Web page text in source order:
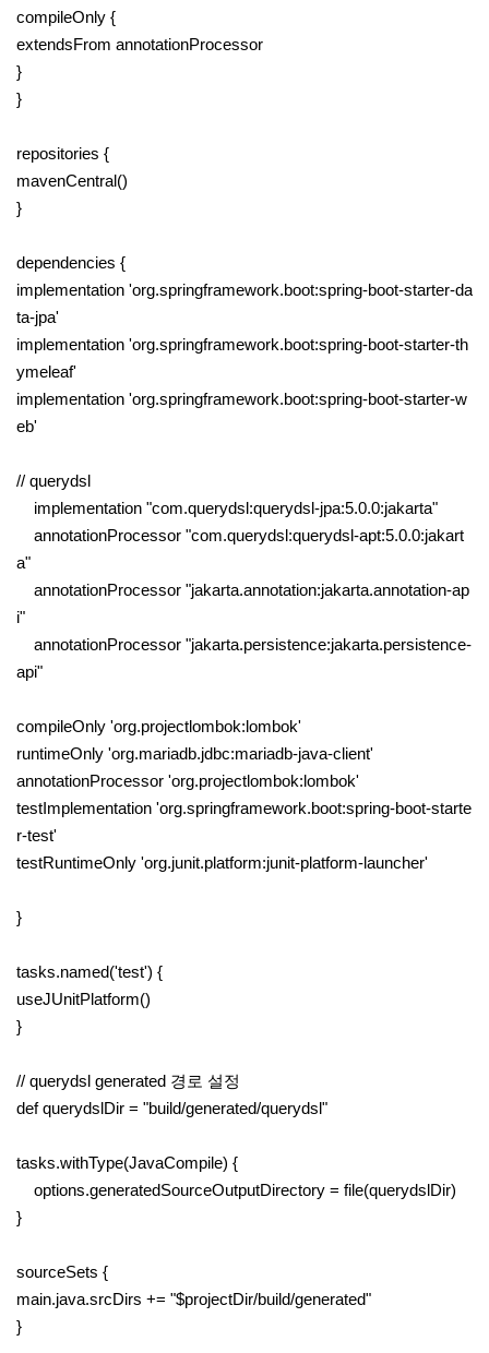
compileOnly {
extendsFrom annotationProcessor
}
}
repositories {
mavenCentral()
}
dependencies {
implementation 'org.springframework.boot:spring-boot-starter-da
ta-jpa'
implementation 'org.springframework.boot:spring-boot-starter-th
ymeleaf'
implementation 'org.springframework.boot:spring-boot-starter-w
eb'
// querydsl
implementation "com.querydsl:querydsl-jpa:5.0.0:jakarta"
annotationProcessor "com.querydsl:querydsl-apt:5.0.0:jakart
a"
annotationProcessor "jakarta.annotation:jakarta.annotation-ap
i"
annotationProcessor "jakarta.persistence:jakarta.persistence-
api"
compileOnly 'org.projectlombok:lombok'
runtimeOnly 'org.mariadb.jdbc:mariadb-java-client'
annotationProcessor 'org.projectlombok:lombok'
testImplementation 'org.springframework.boot:spring-boot-starte
r-test'
testRuntimeOnly 'org.junit.platform:junit-platform-launcher'
}
tasks.named('test') {
useJUnitPlatform()
}
// querydsl generated 경로 설정
def querydslDir = "build/generated/querydsl"
tasks.withType(JavaCompile) {
options.generatedSourceOutputDirectory = file(querydslDir)
}
sourceSets {
main.java.srcDirs += "$projectDir/build/generated"
}